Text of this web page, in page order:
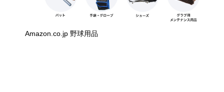
Amazon.co.jp 野球用品